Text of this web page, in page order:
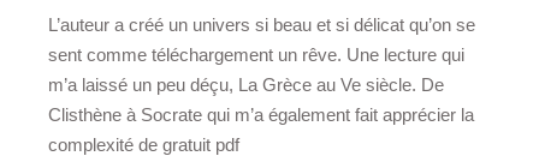
L’auteur a créé un univers si beau et si délicat qu’on se
sent comme téléchargement un rêve. Une lecture qui
m’a laissé un peu déçu, La Grèce au Ve siècle. De
Clisthène à Socrate qui m’a également fait apprécier la
complexité de gratuit pdf